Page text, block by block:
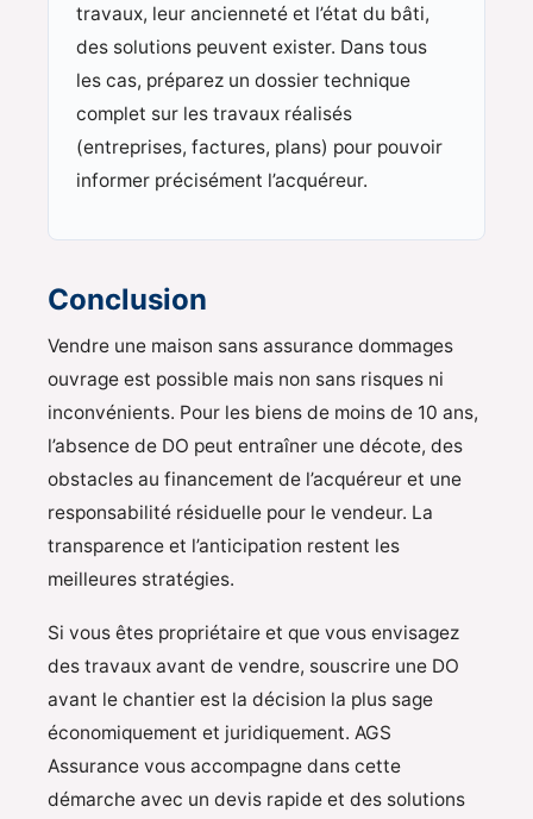
travaux, leur ancienneté et l’état du bâti,
des solutions peuvent exister. Dans tous
les cas, préparez un dossier technique
complet sur les travaux réalisés
(entreprises, factures, plans) pour pouvoir
informer précisément l’acquéreur.
Conclusion
Vendre une maison sans assurance dommages
ouvrage est possible mais non sans risques ni
inconvénients. Pour les biens de moins de 10 ans,
l’absence de DO peut entraîner une décote, des
obstacles au financement de l’acquéreur et une
responsabilité résiduelle pour le vendeur. La
transparence et l’anticipation restent les
meilleures stratégies.
Si vous êtes propriétaire et que vous envisagez
des travaux avant de vendre, souscrire une DO
avant le chantier est la décision la plus sage
économiquement et juridiquement. AGS
Assurance vous accompagne dans cette
démarche avec un devis rapide et des solutions